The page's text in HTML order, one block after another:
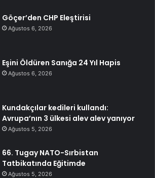
Göçer’den CHP Eleştirisi
Ağustos 6, 2026
Eşini Öldüren Sanığa 24 Yıl Hapis
Ağustos 6, 2026
Kundakçılar kedileri kullandı:
Avrupa’nın 3 ülkesi alev alev yanıyor
Ağustos 5, 2026
66. Tugay NATO-Sırbistan
Tatbikatında Eğitimde
Ağustos 5, 2026